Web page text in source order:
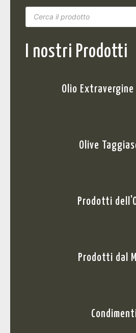
I nostri Prodotti
Olio Extravergine
Olive
Prodotti
Prodotti dal